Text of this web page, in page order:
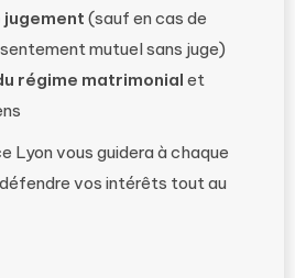
jugement (sauf en cas de
mutuel sans juge)
régime matrimonial et
Lyon vous guidera à chaque
vos intérêts tout au